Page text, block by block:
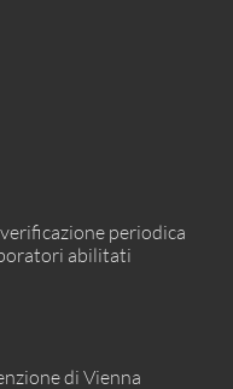
periodica
abilitati
di Vienna